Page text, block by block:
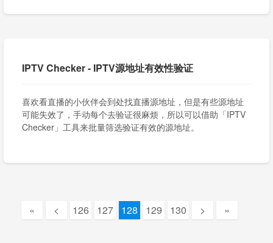
IPTV Checker - IPTV源地址有效性验证
喜欢看直播的小伙伴会到处找直播源地址，但是有些源地址
可能失效了，手动每个去验证很麻烦，所以可以借助「IPTV
Checker」工具来批量筛选验证有效的源地址。
« < 126 127 128 129 130 > »